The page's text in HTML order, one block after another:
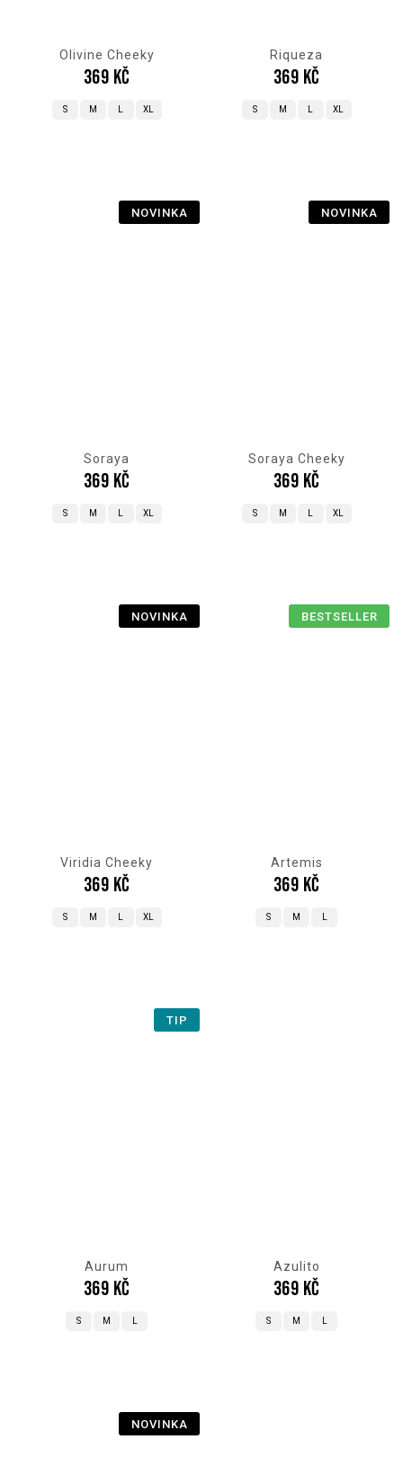
Olivine Cheeky
369 Kč
S M XL
Riqueza
369 Kč
S M XL
NOVINKA
Soraya
369 Kč
S M XL
NOVINKA
Soraya Cheeky
369 Kč
S M XL
NOVINKA
Viridia Cheeky
369 Kč
S M XL
BESTSELLER
Artemis
369 Kč
S M
TIP
Aurum
369 Kč
S M
Azulito
369 Kč
S M
NOVINKA